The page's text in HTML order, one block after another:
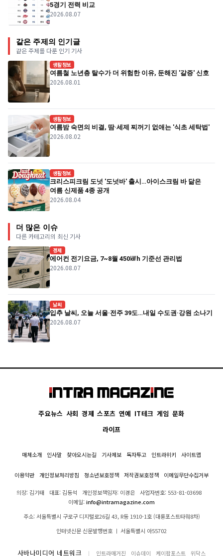
5경기 전력 비교
2026.08.07
같은 주제의 인기글
같은 주제를 다룬 인기 기사
생활정보
여름철 노년층 탈수가 더 위험한 이유, 둔해진 '갈증' 신호
2026.08.01
생활정보
여름밤 숙면의 비결, 땀·세제 찌꺼기 없애는 '식초 세탁법'
2026.08.02
생활정보
크리스피크림 도넛 '도넛바' 출시…아이스크림 바 닮은
여름 신제품 4종 공개
2026.08.04
더 많은 이슈
다른 카테고리의 최신 기사
경제
에어컨 전기요금, 7~8월 450㎾h 기준선 관리법
2026.08.07
날씨
입추 날씨, 오늘 서울·전주 39도…내일 수도권·강원 소나기
2026.08.07
주요뉴스 사회 경제 스포츠 연예 IT테크 게임 문화
라이프
매체소개 인사말 찾아오시는길 기사제보 독자투고 인트라위키 사이트맵
이용약관 개인정보처리방침 청소년보호정책 저작권보호정책 이메일무단수집거부
의장: 김기태 대표: 김동석 개인정보책임자: 이경은
사업자번호: 553-81-03698
이메일:info@intramagazine.com
주소: 서울특별시 구로구 디지털로26길 43, R동 1910-1호 (대륭포스트타워8차)
인터넷신문 신문발행번호 ㅣ 서울특별시 아55702
사바나미디어 네트워크 인트라매거진 이슈데이 케이팝포스트 위닥스